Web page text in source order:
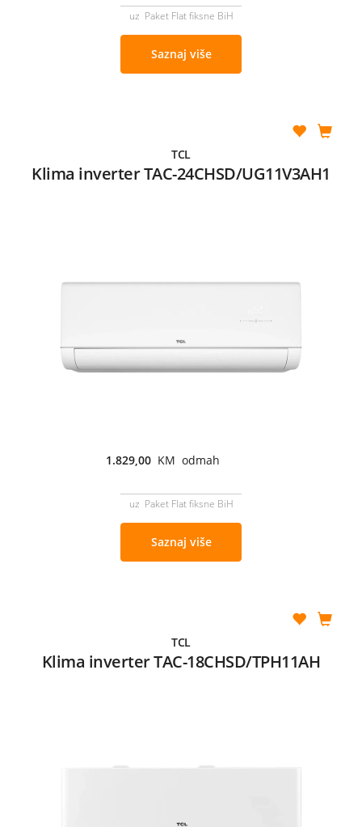
uz Paket Flat fiksne BiH
Saznaj više
TCL
Klima inverter TAC-24CHSD/UG11V3AH1
1.829,00 KM odmah
uz Paket Flat fiksne BiH
Saznaj više
TCL
Klima inverter TAC-18CHSD/TPH11AH